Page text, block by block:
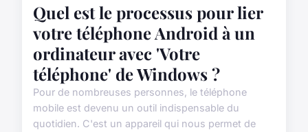
Quel est le processus pour lier
votre téléphone Android à un
ordinateur avec 'Votre
téléphone' de Windows ?
Pour de nombreuses personnes, le téléphone
mobile est devenu un outil indispensable du
quotidien. C'est un appareil qui nous permet de